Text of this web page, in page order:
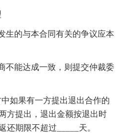
生的与本合同有关的争议应本
不能达成一致，则提交仲裁委
如果有一方提出退出合作的
方提出，退出金额按退出时
还期限不超过_____天。